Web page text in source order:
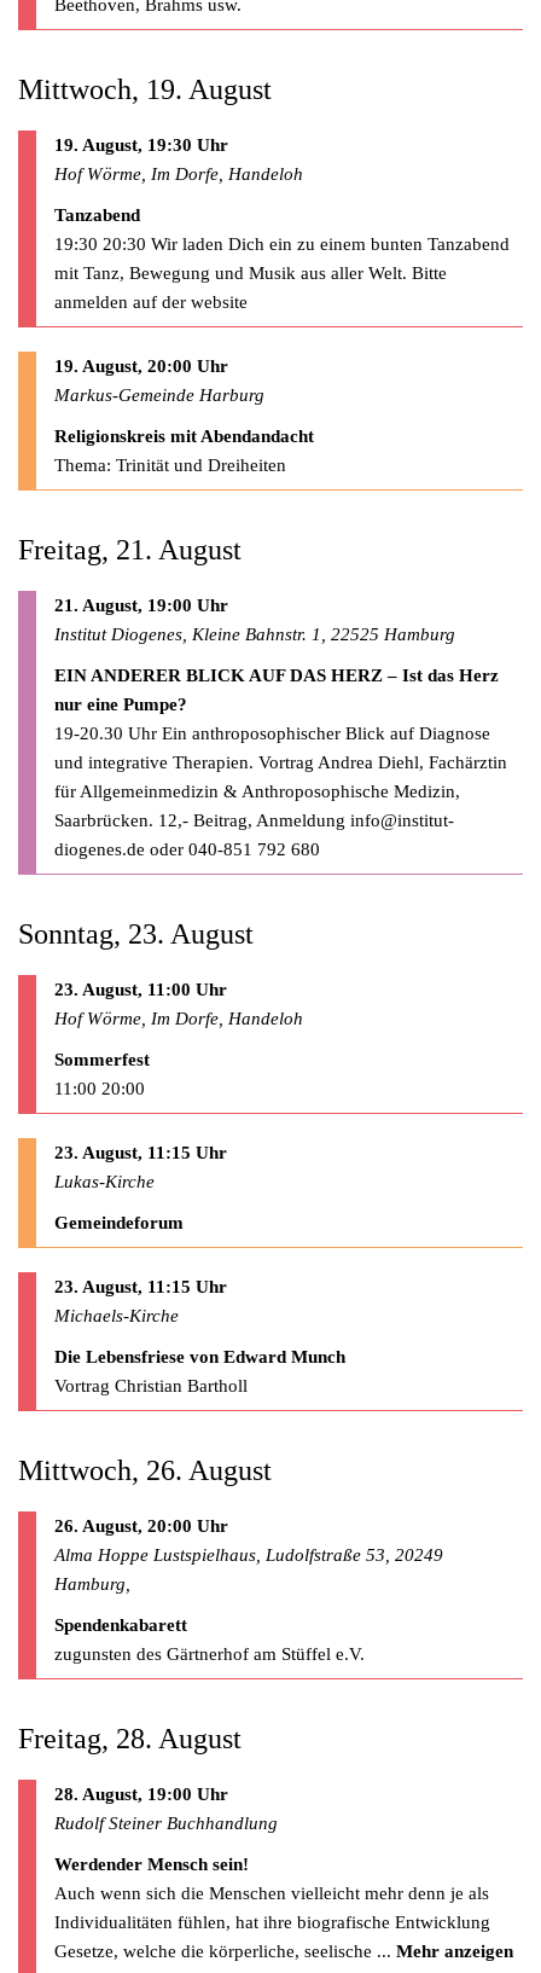
Beethoven, Brahms usw.
Mittwoch, 19. August
19. August, 19:30 Uhr
Hof Wörme, Im Dorfe, Handeloh
Tanzabend
19:30 20:30 Wir laden Dich ein zu einem bunten Tanzabend
mit Tanz, Bewegung und Musik aus aller Welt. Bitte
anmelden auf der website
19. August, 20:00 Uhr
Markus-Gemeinde Harburg
Religionskreis mit Abendandacht
Thema: Trinität und Dreiheiten
Freitag, 21. August
21. August, 19:00 Uhr
Institut Diogenes, Kleine Bahnstr. 1, 22525 Hamburg
EIN ANDERER BLICK AUF DAS HERZ – Ist das Herz
nur eine Pumpe?
19-20.30 Uhr Ein anthroposophischer Blick auf Diagnose
und integrative Therapien. Vortrag Andrea Diehl, Fachärztin
für Allgemeinmedizin & Anthroposophische Medizin,
Saarbrücken. 12,- Beitrag, Anmeldung info@institut-
diogenes.de oder 040-851 792 680
Sonntag, 23. August
23. August, 11:00 Uhr
Hof Wörme, Im Dorfe, Handeloh
Sommerfest
11:00 20:00
23. August, 11:15 Uhr
Lukas-Kirche
Gemeindeforum
23. August, 11:15 Uhr
Michaels-Kirche
Die Lebensfriese von Edward Munch
Vortrag Christian Bartholl
Mittwoch, 26. August
26. August, 20:00 Uhr
Alma Hoppe Lustspielhaus, Ludolfstraße 53, 20249
Hamburg,
Spendenkabarett
zugunsten des Gärtnerhof am Stüffel e.V.
Freitag, 28. August
28. August, 19:00 Uhr
Rudolf Steiner Buchhandlung
Werdender Mensch sein!
Auch wenn sich die Menschen vielleicht mehr denn je als
Individualitäten fühlen, hat ihre biografische Entwicklung
Gesetze, welche die körperliche, seelische ... Mehr anzeigen